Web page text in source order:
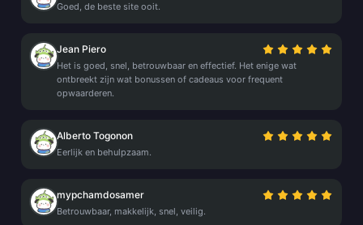
Goed, de beste site ooit.
Jean Piero
Het is goed, snel, betrouwbaar en effectief. Het enige wat
ontbreekt zijn wat bonussen of cadeaus voor frequent
opwaarderen.
Alberto Togonon
Eerlijk en behulpzaam.
mypchamdosamer
Betrouwbaar, makkelijk, snel, veilig.